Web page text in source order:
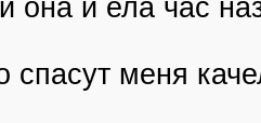
она и ела час
спасут меня